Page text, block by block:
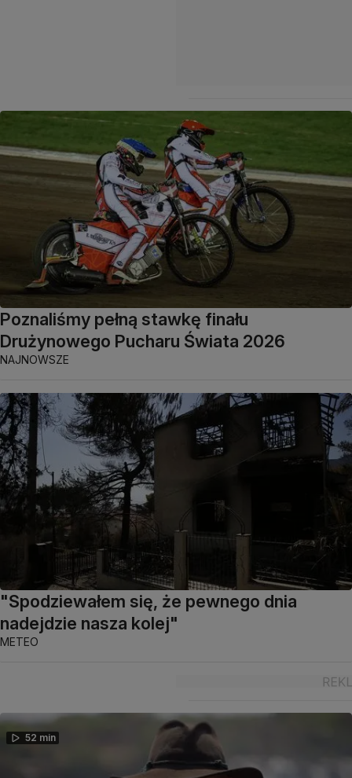
Poznaliśmy pełną stawkę finału
Drużynowego Pucharu Świata 2026
NAJNOWSZE
"Spodziewałem się, że pewnego dnia
nadejdzie nasza kolej"
METEO
52 min